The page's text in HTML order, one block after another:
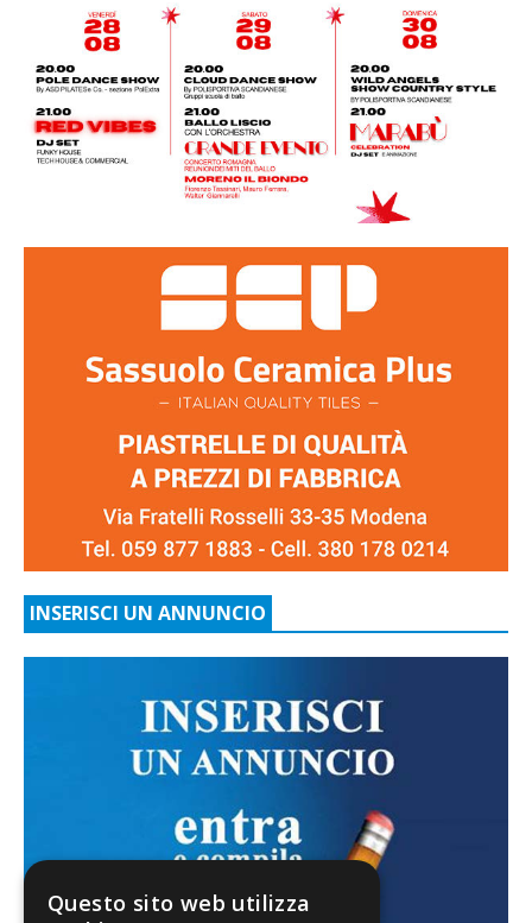
INSERISCI UN ANNUNCIO
Questo sito web utilizza